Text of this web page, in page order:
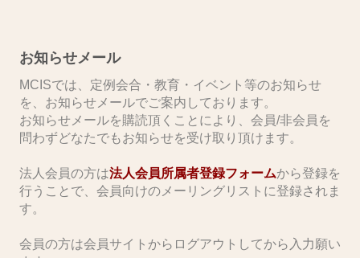
お知らせメール
MCISでは、定例会合・教育・イベント等のお知らせ
を、お知らせメールでご案内しております。
お知らせメールを購読頂くことにより、会員/非会員を
問わずどなたでもお知らせを受け取り頂けます。
​法人会員の方は法人会員所属者登録フォームから登録を
行うことで、会員向けのメーリングリストに登録されま
す。
会員の方は会員サイトからログアウトしてから入力願い